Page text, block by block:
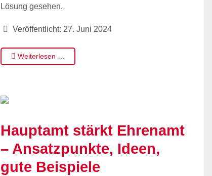
Lösung gesehen.
Veröffentlicht: 27. Juni 2024
Weiterlesen …
Hauptamt stärkt Ehrenamt
– Ansatzpunkte, Ideen,
gute Beispiele